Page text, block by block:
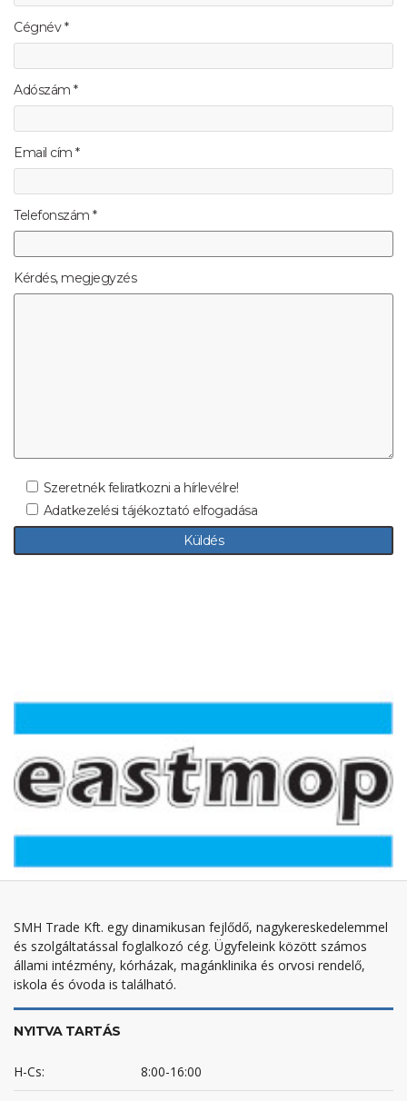
Cégnév *
Adószám *
Email cím *
Telefonszám *
Kérdés, megjegyzés
Szeretnék feliratkozni a hírlevélre!
Adatkezelési tájékoztató elfogadása
SMH Trade Kft. egy dinamikusan fejlődő, nagykereskedelemmel
és szolgáltatással foglalkozó cég. Ügyfeleink között számos
állami intézmény, kórházak, magánklinika és orvosi rendelő,
iskola és óvoda is található.
NYITVA TARTÁS
H-Cs: 8:00-16:00